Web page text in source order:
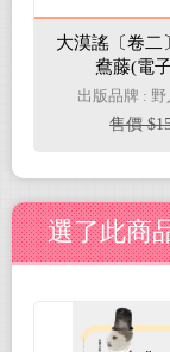
大漠謠〔卷二
鴦藤(電
出版品牌 :
售價
選了此商